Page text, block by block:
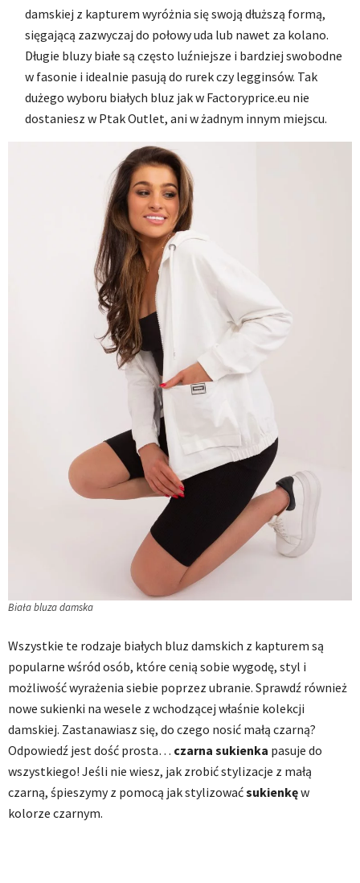
damskiej z kapturem wyróżnia się swoją dłuższą formą,
sięgającą zazwyczaj do połowy uda lub nawet za kolano.
Długie bluzy białe są często luźniejsze i bardziej swobodne
w fasonie i idealnie pasują do rurek czy legginsów. Tak
dużego wyboru białych bluz jak w Factoryprice.eu nie
dostaniesz w Ptak Outlet, ani w żadnym innym miejscu.
Biała bluza damska
Wszystkie te rodzaje białych bluz damskich z kapturem są
popularne wśród osób, które cenią sobie wygodę, styl i
możliwość wyrażenia siebie poprzez ubranie. Sprawdź również
nowe sukienki na wesele z wchodzącej właśnie kolekcji
damskiej. Zastanawiasz się, do czego nosić małą czarną?
Odpowiedź jest dość prosta… czarna sukienka pasuje do
wszystkiego! Jeśli nie wiesz, jak zrobić stylizacje z małą
czarną, śpieszymy z pomocą jak stylizowaćsukienkęw
kolorze czarnym.